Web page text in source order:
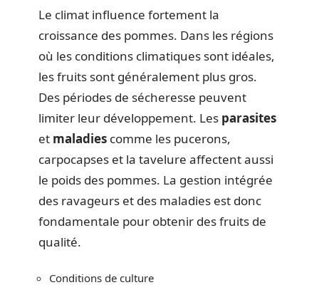
Le climat influence fortement la
croissance des pommes. Dans les régions
où les conditions climatiques sont idéales,
les fruits sont généralement plus gros.
Des périodes de sécheresse peuvent
limiter leur développement. Les parasites
et maladies comme les pucerons,
carpocapses et la tavelure affectent aussi
le poids des pommes. La gestion intégrée
des ravageurs et des maladies est donc
fondamentale pour obtenir des fruits de
qualité.
Conditions de culture